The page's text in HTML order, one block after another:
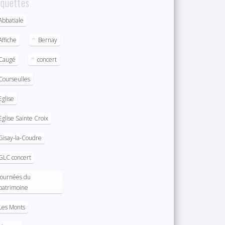
Bernay
concert
Sainte Croix
la-Coudre
concert
du
Monts